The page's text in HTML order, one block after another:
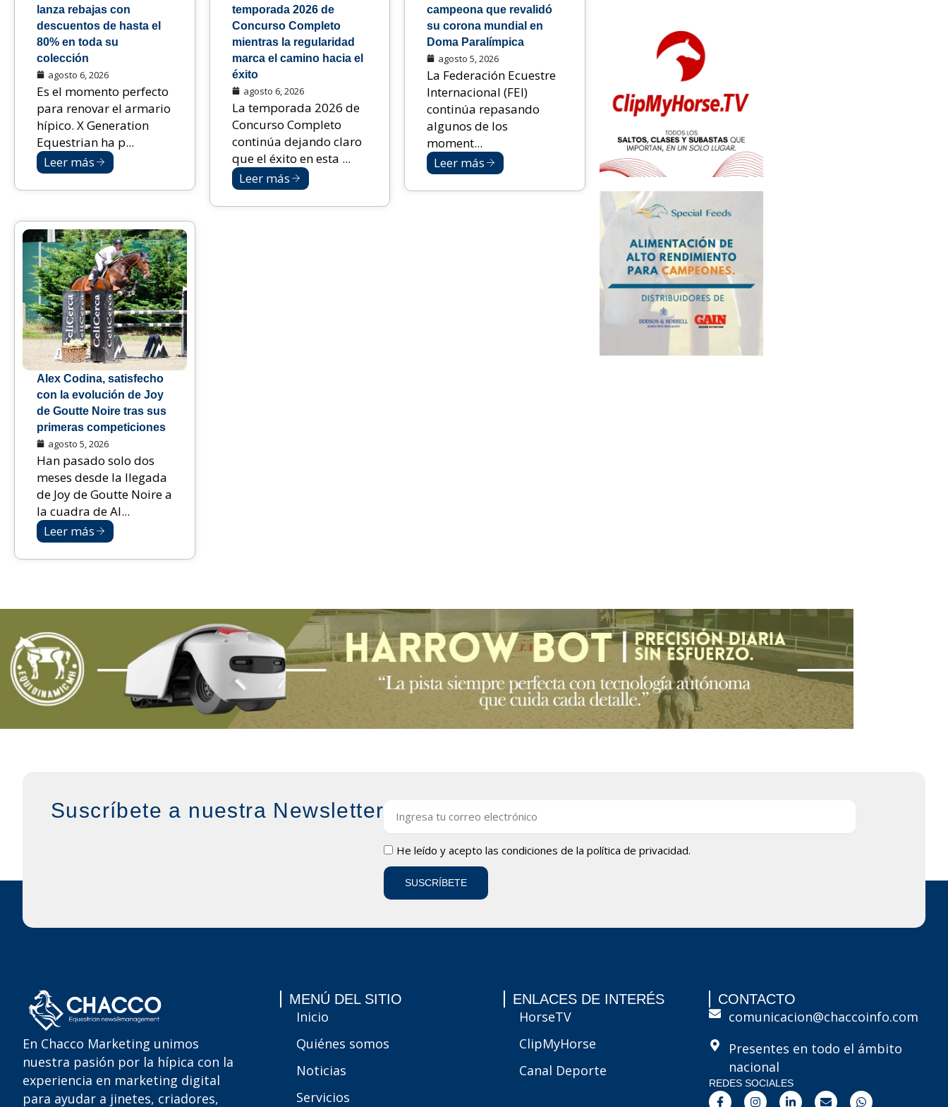
lanza rebajas con
descuentos de hasta el
80% en toda su
colección
agosto 6, 2026
Es el momento perfecto
para renovar el armario
hípico. X Generation
Equestrian ha p...
Leer más
temporada 2026 de
Concurso Completo
mientras la regularidad
marca el camino hacia el
éxito
agosto 6, 2026
La temporada 2026 de
Concurso Completo
continúa dejando claro
que el éxito en esta ...
Leer más
campeona que revalidó
su corona mundial en
Doma Paralímpica
agosto 5, 2026
La Federación Ecuestre
Internacional (FEI)
continúa repasando
algunos de los
moment...
Leer más
Alex Codina, satisfecho
con la evolución de Joy
de Goutte Noire tras sus
primeras competiciones
agosto 5, 2026
Han pasado solo dos
meses desde la llegada
de Joy de Goutte Noire a
la cuadra de Al...
Leer más
Suscríbete a nuestra Newsletter
LOPDHe leído y acepto las condiciones de lapolítica de privacidad.
SUSCRÍBETE
En Chacco Marketing unimos
nuestra pasión por la hípica con la
experiencia en marketing digital
para ayudar a jinetes, criadores,
MENÚ DEL SITIO
Inicio
Quiénes somos
Noticias
Servicios
ENLACES DE INTERÉS
HorseTV
ClipMyHorse
Canal Deporte
CONTACTO
comunicacion@chaccoinfo.com
Presentes en todo el ámbito
nacional
REDES SOCIALES
F
I
L
E
W